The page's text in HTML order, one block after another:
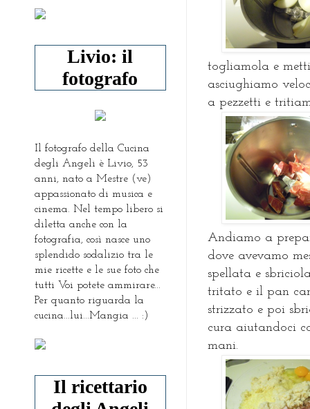
togliamola e
asciughiamo
a pezzetti e
Andiamo a
dove avevamo
spellata e
tritato e il pan
strizzato e poi
cura aiutandoci
mani.
Livio: il
fotografo
Il fotografo della Cucina
degli Angeli è Livio, 53
anni, nato a Mestre (ve)
appassionato di musica e
cinema. Nel tempo libero si
diletta anche con la
fotografia, così nasce uno
splendido sodalizio tra le
mie ricette e le sue foto che
tutti Voi potete ammirare...
Per quanto riguarda la
cucina...lui...Mangia ... :)
Il ricettario